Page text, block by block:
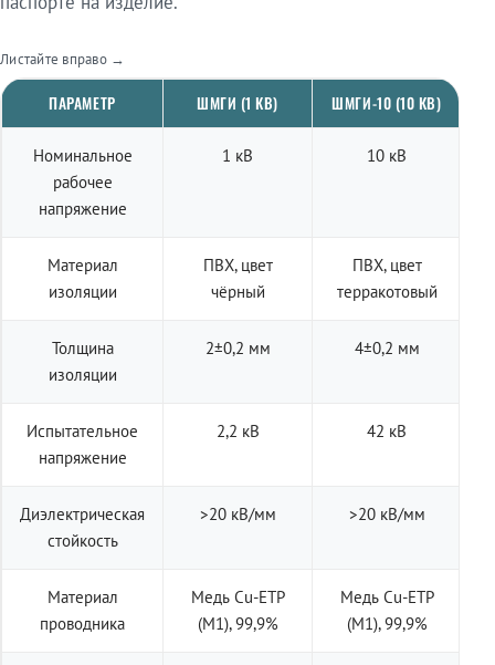
Листайте вправо →
ПАРАМЕТР ШМГИ (1 КВ) ШМГИ-10 (10 КВ)
Номинальное
рабочее
напряжение
1 кВ 10 кВ
Материал
изоляции
ПВХ, цвет
чёрный
ПВХ, цвет
терракотовый
Толщина
изоляции
2±0,2 мм 4±0,2 мм
Испытательное
напряжение
2,2 кВ 42 кВ
Диэлектрическая
стойкость
>20 кВ/мм >20 кВ/мм
Материал
проводника
Медь Cu-ETP
(M1), 99,9%
Медь Cu-ETP
(M1), 99,9%